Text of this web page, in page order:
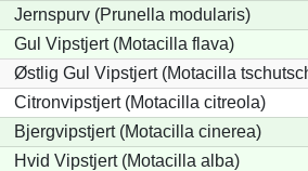
Jernspurv (Prunella modularis)
Gul Vipstjert (Motacilla flava)
Østlig Gul Vipstjert (Motacilla
Citronvipstjert (Motacilla citreola)
Bjergvipstjert (Motacilla cinerea)
Hvid Vipstjert (Motacilla alba)